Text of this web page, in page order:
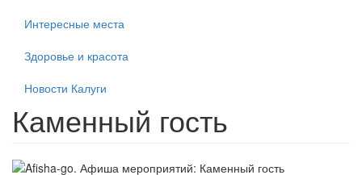
Интересные места
Здоровье и красота
Новости Калуги
Каменный гость